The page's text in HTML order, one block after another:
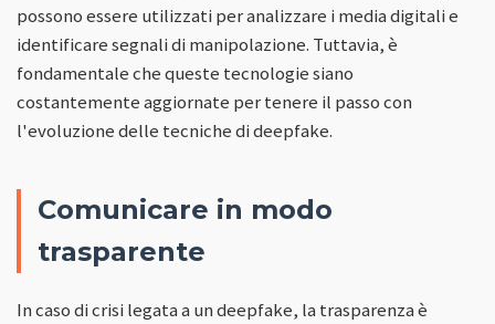
possono essere utilizzati per analizzare i media digitali e
identificare segnali di manipolazione. Tuttavia, è
fondamentale che queste tecnologie siano
costantemente aggiornate per tenere il passo con
l'evoluzione delle tecniche di deepfake.
Comunicare in modo
trasparente
In caso di crisi legata a un deepfake, la trasparenza è